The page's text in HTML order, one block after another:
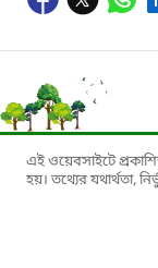
এই ওয়েবসাইটে
হয়। তথ্যের যথার্থতা,